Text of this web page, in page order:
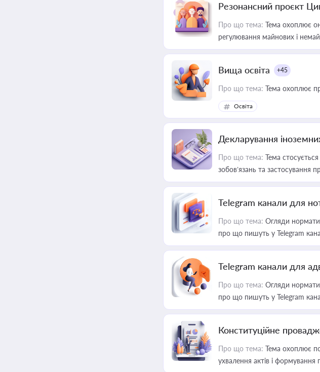
Резонансний проєкт
Про що тема: Тема охоплює
регулювання майнових і
Вища освіта +45
Про що тема: Тема охоплює
Освіта
Декларування
Про що тема: Тема
зобов’язань та застосування
Telegram канали для
Про що тема: Огляди
про що пишуть у Telegram
Telegram канали для
Про що тема: Огляди
про що пишуть у Telegram
Конституційне
Про що тема: Тема охоплює
ухвалення актів і формування